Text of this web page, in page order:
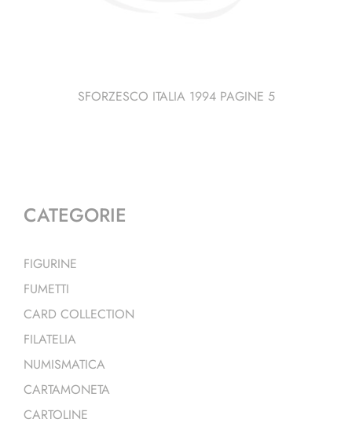
SFORZESCO ITALIA 1994 PAGINE 5
CATEGORIE
FIGURINE
FUMETTI
CARD COLLECTION
FILATELIA
NUMISMATICA
CARTAMONETA
CARTOLINE